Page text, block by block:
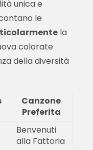
unica e
le
la
colorate
della diversità
Canzone
Preferita
Benvenuti
alla Fattoria